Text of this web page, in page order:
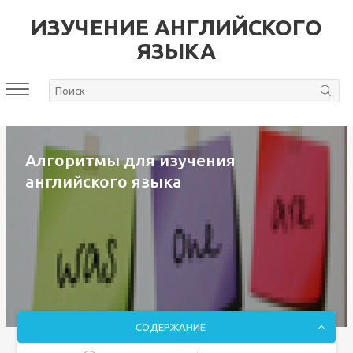
ИЗУЧЕНИЕ АНГЛИЙСКОГО
ЯЗЫКА
Алгоритмы для изучения
английского языка
СОДЕРЖАНИЕ